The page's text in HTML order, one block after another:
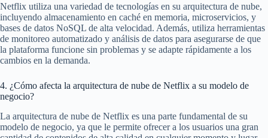
Netflix utiliza una variedad de tecnologías en su arquitectura de nube,
incluyendo almacenamiento en caché en memoria, microservicios, y
bases de datos NoSQL de alta velocidad. Además, utiliza herramientas
de monitoreo automatizado y análisis de datos para asegurarse de que
la plataforma funcione sin problemas y se adapte rápidamente a los
cambios en la demanda.
4. ¿Cómo afecta la arquitectura de nube de Netflix a su modelo de
negocio?
La arquitectura de nube de Netflix es una parte fundamental de su
modelo de negocio, ya que le permite ofrecer a los usuarios una gran